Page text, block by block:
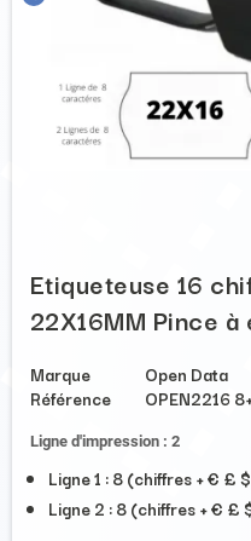
Etiqueteuse 16
22X16MM Pince
Marque
Open Data
Référence
OPEN2216
Ligne d'impression : 2
Ligne 1 : 8 (chiffres + € £
Ligne 2 : 8 (chiffres + € £